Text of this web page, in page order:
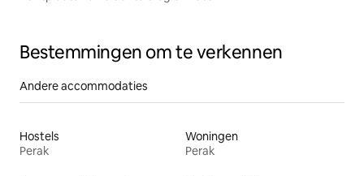
Bestemmingen om te verkennen
Andere accommodaties
Hostels
Perak
Woningen
Perak